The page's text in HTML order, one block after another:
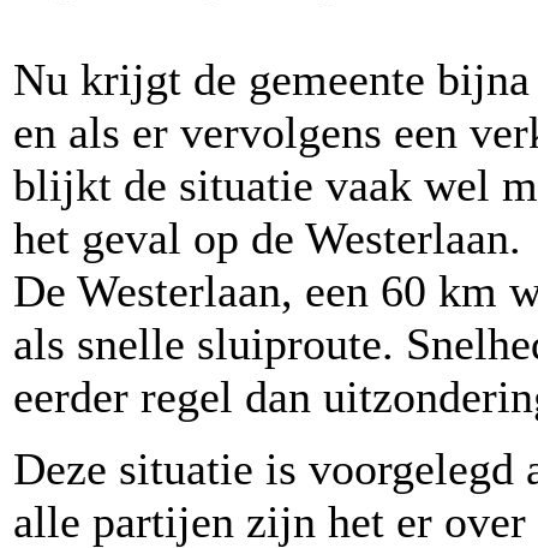
Nu krijgt de gemeente
en als er vervolgens een
blijkt de situatie vaak wel
het geval op de Westerlaan.
De Westerlaan, een 60 km
als snelle sluiproute.
eerder regel dan
Deze situatie is voorgelegd
alle partijen zijn het er over